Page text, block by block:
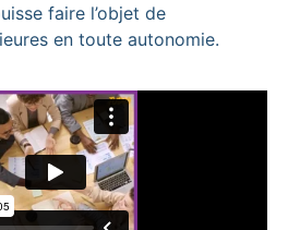
faire l’objet de
en toute autonomie.